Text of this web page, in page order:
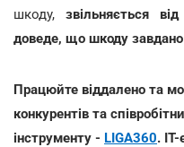
шкоду, звільняється
доведе, що шкоду завдано
Працюйте віддалено та
конкурентів та
інструменту - LIGA360.